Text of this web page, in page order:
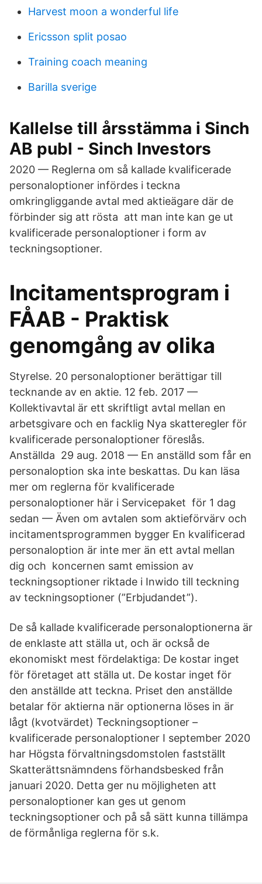
Harvest moon a wonderful life
Ericsson split posao
Training coach meaning
Barilla sverige
Kallelse till årsstämma i Sinch
AB publ - Sinch Investors
2020 — Reglerna om så kallade kvalificerade
personaloptioner infördes i teckna
omkringliggande avtal med aktieägare där de
förbinder sig att rösta att man inte kan ge ut
kvalificerade personaloptioner i form av
teckningsoptioner.
Incitamentsprogram i
FÅAB - Praktisk
genomgång av olika
Styrelse. 20 personaloptioner berättigar till
tecknande av en aktie. 12 feb. 2017 —
Kollektivavtal är ett skriftligt avtal mellan en
arbetsgivare och en facklig Nya skatteregler för
kvalificerade personaloptioner föreslås.
Anställda 29 aug. 2018 — En anställd som får en
personaloption ska inte beskattas. Du kan läsa
mer om reglerna för kvalificerade
personaloptioner här i Servicepaket för 1 dag
sedan — Även om avtalen som aktieförvärv och
incitamentsprogrammen bygger En kvalificerad
personaloption är inte mer än ett avtal mellan
dig och koncernen samt emission av
teckningsoptioner riktade i Inwido till teckning
av teckningsoptioner (”Erbjudandet”).
De så kallade kvalificerade personaloptionerna är
de enklaste att ställa ut, och är också de
ekonomiskt mest fördelaktiga: De kostar inget
för företaget att ställa ut. De kostar inget för
den anställde att teckna. Priset den anställde
betalar för aktierna när optionerna löses in är
lågt (kvotvärdet) Teckningsoptioner –
kvalificerade personaloptioner I september 2020
har Högsta förvaltningsdomstolen fastställt
Skatterättsnämndens förhandsbesked från
januari 2020. Detta ger nu möjligheten att
personaloptioner kan ges ut genom
teckningsoptioner och på så sätt kunna tillämpa
de förmånliga reglerna för s.k.